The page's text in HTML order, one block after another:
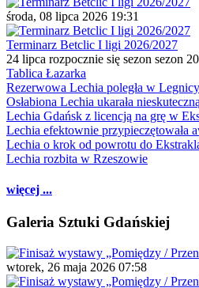
środa, 08 lipca 2026 19:31
Terminarz Betclic I ligi 2026/2027
24 lipca rozpocznie się sezon sezon
Tablica Łazarka
Rezerwowa Lechia poległa w Legnicy
Osłabiona Lechia ukarała
Lechia Gdańsk z licencją na grę w
Lechia efektownie przypieczętowała
Lechia o krok od powrotu do
Lechia rozbita w Rzeszowie
więcej ...
Galeria Sztuki Gdańskiej
wtorek, 26 maja 2026 07:58